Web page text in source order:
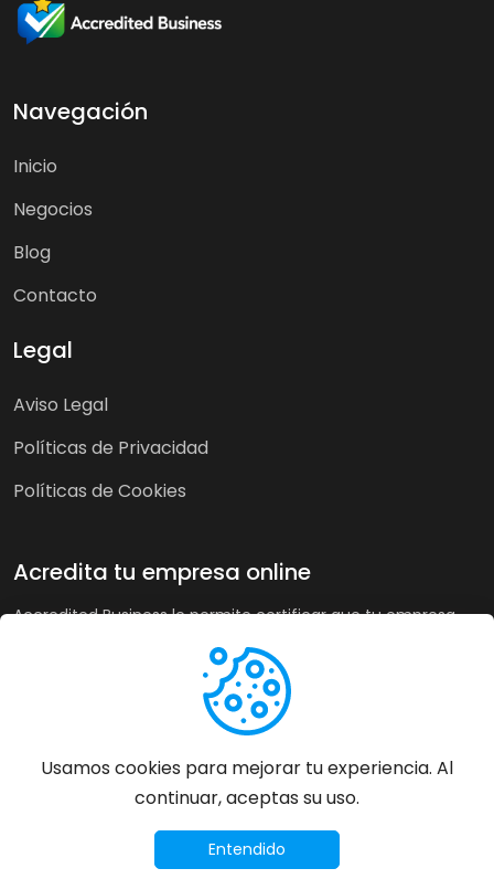
Navegación
Inicio
Negocios
Blog
Contacto
Legal
Aviso Legal
Políticas de Privacidad
Políticas de Cookies
Acredita tu empresa online
Accredited Business le permite certificar que tu empresa
calidad. A su vez, en tiendas online puede recoger la opinión
de sus clientes de forma imparcial y acreditar su buen
servicio a los clientes de forma automática incrementando
Más información
Accredited Business - Todos los derechos
reservados.
Usamos cookies para mejorar tu experiencia. Al
continuar, aceptas su uso.
Entendido